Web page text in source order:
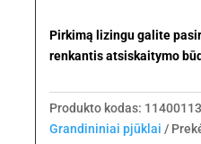
Pirkimą lizingu galite
renkantis atsiskaitymo
Produkto kodas:
Grandininiai pjūklai